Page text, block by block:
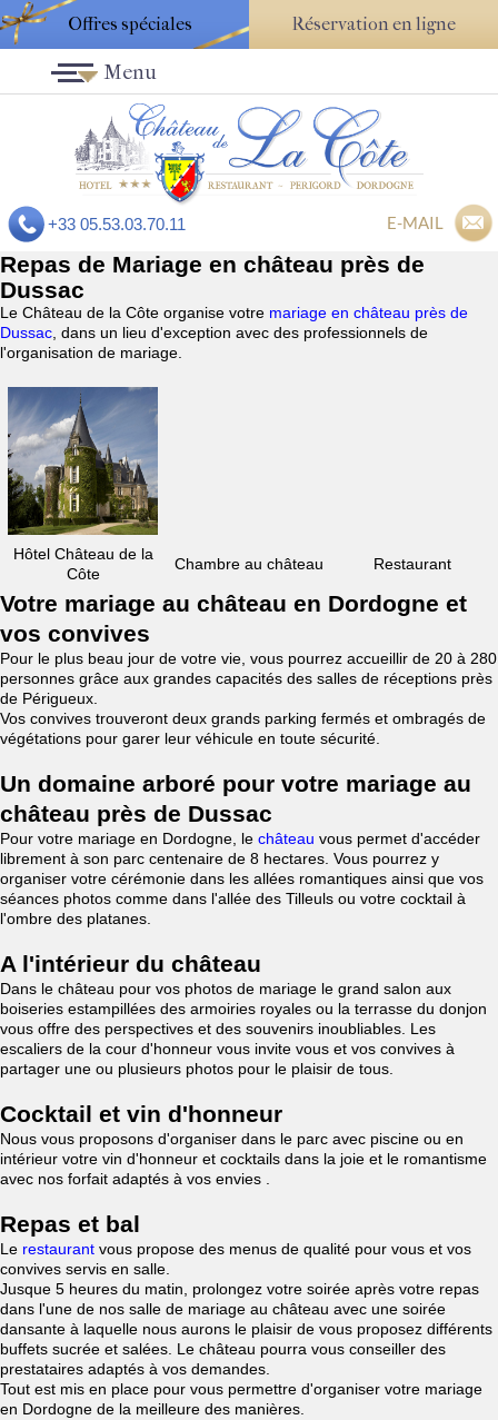
Offres spéciales Réservation en ligne
+33 05.53.03.70.11 E-MAIL
Menu
Repas de Mariage en château près de
Dussac
Le Château de la Côte organise votre mariage en château près de
Dussac , dans un lieu d'exception avec des professionnels de
l'organisation de mariage.
Hôtel Château de la
Côte
Chambre au château Restaurant
Votre mariage au château en Dordogne et
vos convives
Pour le plus beau jour de votre vie, vous pourrez accueillir de 20 à 280
personnes grâce aux grandes capacités des salles de réceptions près
de Périgueux.
Vos convives trouveront deux grands parking fermés et ombragés de
végétations pour garer leur véhicule en toute sécurité.
Un domaine arboré pour votre mariage au
château près de Dussac
Pour votre mariage en Dordogne, le château vous permet d'accéder
librement à son parc centenaire de 8 hectares. Vous pourrez y
organiser votre cérémonie dans les allées romantiques ainsi que vos
séances photos comme dans l'allée des Tilleuls ou votre cocktail à
l'ombre des platanes.
A l'intérieur du château
Dans le château pour vos photos de mariage le grand salon aux
boiseries estampillées des armoiries royales ou la terrasse du donjon
vous offre des perspectives et des souvenirs inoubliables. Les
escaliers de la cour d'honneur vous invite vous et vos convives à
partager une ou plusieurs photos pour le plaisir de tous.
Cocktail et vin d'honneur
Nous vous proposons d'organiser dans le parc avec piscine ou en
intérieur votre vin d'honneur et cocktails dans la joie et le romantisme
avec nos forfait adaptés à vos envies .
Repas et bal
Le restaurant vous propose des menus de qualité pour vous et vos
convives servis en salle.
Jusque 5 heures du matin, prolongez votre soirée après votre repas
dans l'une de nos salle de mariage au château avec une soirée
dansante à laquelle nous aurons le plaisir de vous proposez différents
buffets sucrée et salées. Le château pourra vous conseiller des
prestataires adaptés à vos demandes.
Tout est mis en place pour vous permettre d'organiser votre mariage
en Dordogne de la meilleure des manières.